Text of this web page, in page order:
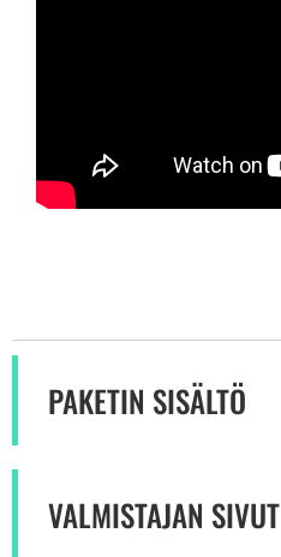
PAKETIN SISÄLTÖ
VALMISTAJAN SIVUT